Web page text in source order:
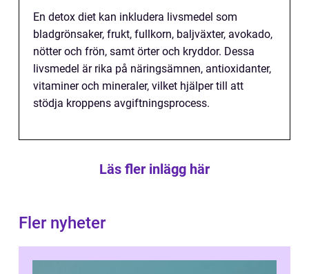
En detox diet kan inkludera livsmedel som
bladgrönsaker, frukt, fullkorn, baljväxter, avokado,
nötter och frön, samt örter och kryddor. Dessa
livsmedel är rika på näringsämnen, antioxidanter,
vitaminer och mineraler, vilket hjälper till att
stödja kroppens avgiftningsprocess.
Läs fler inlägg här
Fler nyheter